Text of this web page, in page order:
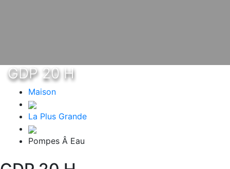
GDP 20 H
Maison
La Plus Grande
Pompes Â Eau